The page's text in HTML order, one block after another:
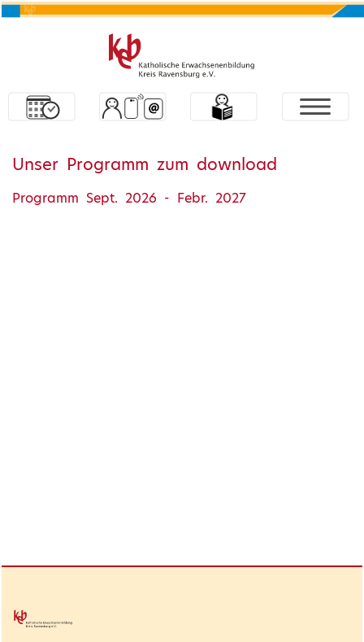
Unser Programm zum download
Programm Sept. 2026 - Febr. 2027